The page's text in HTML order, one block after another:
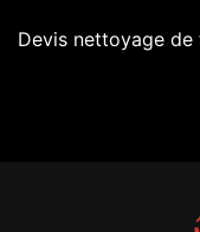
Devis nettoyage de